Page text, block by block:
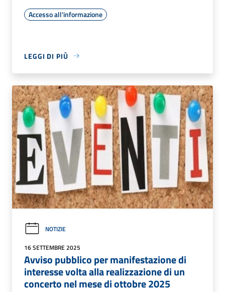
Accesso all'informazione
LEGGI DI PIÙ
NOTIZIE
16 SETTEMBRE 2025
Avviso pubblico per manifestazione di
interesse volta alla realizzazione di un
concerto nel mese di ottobre 2025